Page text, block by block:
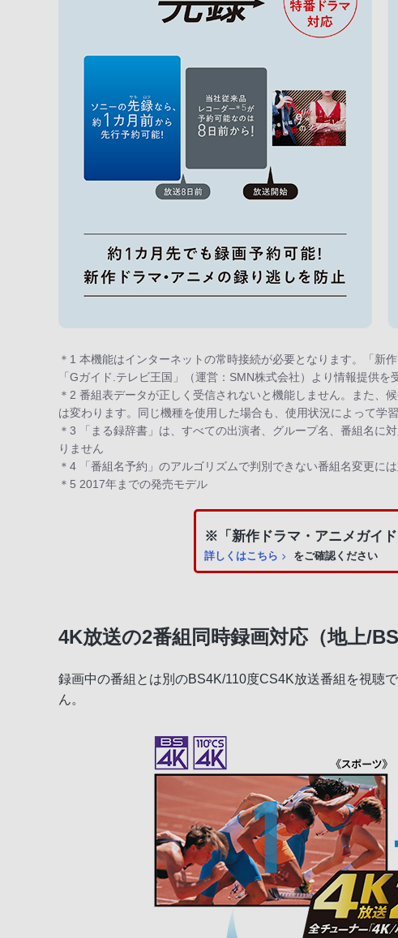
＊1 本機能はインターネットの常時接続が必要となります。「新
「Gガイド.テレビ王国」（運営：SMN株式会社）より情報提供
＊2 番組表データが正しく受信されないと機能しません。また、
は変わります。同じ機種を使用した場合も、使用状況によって学
＊3 「まる録辞書」は、すべての出演者、グループ名、番組名に
りません
＊4 「番組名予約」のアルゴリズムで判別できない番組名変更に
＊5 2017年までの発売モデル
※「新作ドラマ・アニメガイ
詳しくはこちら をご確認ください
4K放送の2番組同時録画対応（地上/
録画中の番組とは別のBS4K/110度CS4K放送番組を視聴
ん。